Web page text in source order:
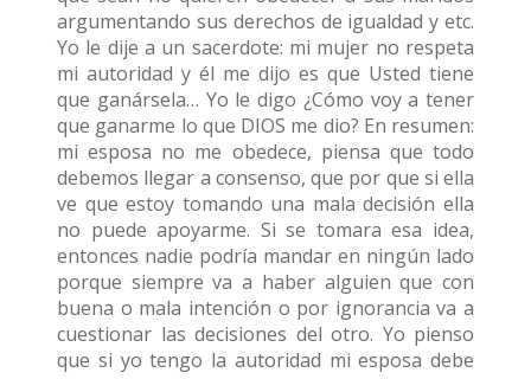
argumentando sus derechos de igualdad y etc.
Yo le dije a un sacerdote: mi mujer no respeta
mi autoridad y él me dijo es que Usted tiene
que ganársela… Yo le digo ¿Cómo voy a tener
que ganarme lo que DIOS me dio? En resumen:
mi esposa no me obedece, piensa que todo
debemos llegar a consenso, que por que si ella
ve que estoy tomando una mala decisión ella
no puede apoyarme. Si se tomara esa idea,
entonces nadie podría mandar en ningún lado
porque siempre va a haber alguien que con
buena o mala intención o por ignorancia va a
cuestionar las decisiones del otro. Yo pienso
que si yo tengo la autoridad mi esposa debe